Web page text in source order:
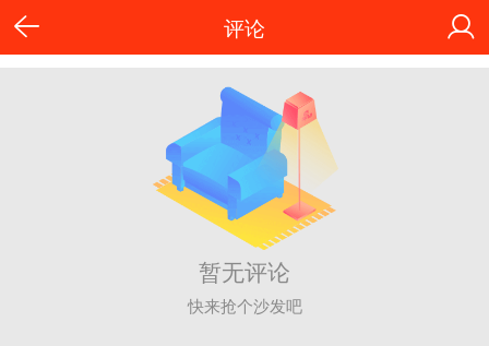
评论
暂无评论
快来抢个沙发吧